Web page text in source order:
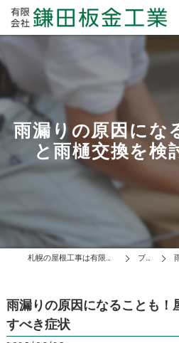
雨漏りの原因にな
と雨樋交換を検
札幌の屋根工事は有限会社鎌田板金工業 ブログ
雨漏りの原因になることも
すべき症状